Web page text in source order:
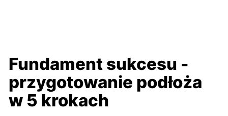
Fundament sukcesu -
przygotowanie podłoża
w 5 krokach